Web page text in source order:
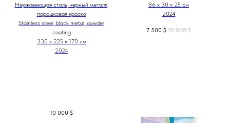
Нержавеющая сталь, черный металл,
порошковая краска
Stainless steel, black metal, powder
coating
330 х 225 х 170 см
2024
10 000 $
86 х 30 х 25 см
2024
7 500 $ 10 000 $